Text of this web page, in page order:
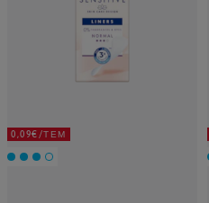
0,09€/ΤΕΜ